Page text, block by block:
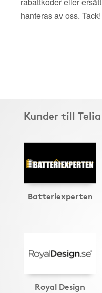
hanteras av oss. Tack!
Kunder till
Batteriexperten
Royal Design